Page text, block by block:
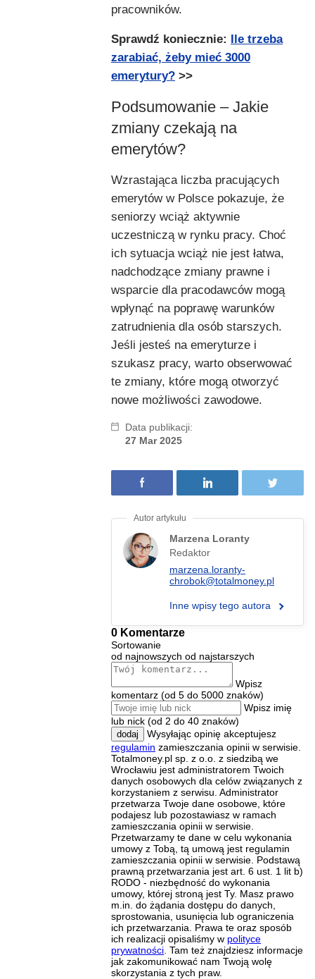
pracowników.
Sprawdź koniecznie: Ile trzeba
zarabiać, żeby mieć 3000
emerytury? >>
Podsumowanie – Jakie
zmiany czekają na
emerytów?
Wzrastająca liczba pracujących
emerytów w Polsce pokazuje, że
seniorzy wciąż aktywnie
uczestniczą w rynku pracy. Choć
ich sytuacja wciąż nie jest łatwa,
nadchodzące zmiany prawne i
wsparcie dla pracodawców mogą
wpłynąć na poprawę warunków
zatrudnienia dla osób starszych.
Jeśli jesteś na emeryturze i
szukasz pracy, warto obserwować
te zmiany, które mogą otworzyć
nowe możliwości zawodowe.
Data publikacji:
27 Mar 2025
Marzena Loranty
Redaktor
marzena.loranty-
chrobok@totalmoney.pl
Inne wpisy tego autora
0 Komentarze
Sortowanie
od najnowszych od najstarszych
Wpisz
komentarz (od 5 do 5000 znaków)
Wpisz imię
lub nick (od 2 do 40 znaków)
dodaj
Wysyłając opinię akceptujesz
regulamin zamieszczania opinii w serwisie.
Totalmoney.pl sp. z o.o. z siedzibą we
Wrocławiu jest administratorem Twoich
danych osobowych dla celów związanych z
korzystaniem z serwisu. Administrator
przetwarza Twoje dane osobowe, które
podajesz lub pozostawiasz w ramach
zamieszczania opinii w serwisie.
Przetwarzamy te dane w celu wykonania
umowy z Tobą, tą umową jest regulamin
zamieszczania opinii w serwisie. Podstawą
prawną przetwarzania jest art. 6 ust. 1 lit b)
RODO - niezbędność do wykonania
umowy, której stroną jest Ty. Masz prawo
m.in. do żądania dostępu do danych,
sprostowania, usunięcia lub ograniczenia
ich przetwarzania. Prawa te oraz sposób
ich realizacji opisaliśmy w polityce
prywatności . Tam też znajdziesz informacje
jak zakomunikować nam Twoją wolę
skorzystania z tych praw.